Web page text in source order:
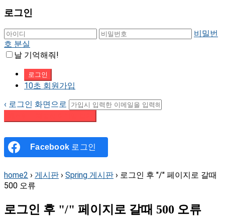
로그인
비밀번
호 분실
날 기억해줘!
10초 회원가입
‹ 로그인 화면으로
Facebook 로그인
home2 › 게시판 › Spring 게시판 › 로그인 후 "/" 페이지로 갈때
500 오류
로그인 후 "/" 페이지로 갈때 500 오류